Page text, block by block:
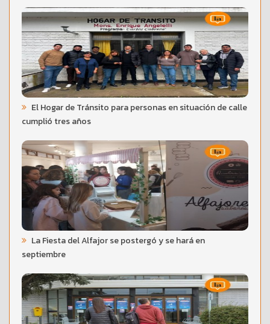
El Hogar de Tránsito para personas en situación de calle
cumplió tres años
La Fiesta del Alfajor se postergó y se hará en
septiembre